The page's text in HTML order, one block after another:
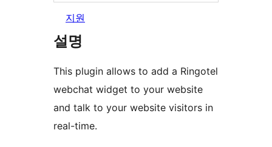
지원
설명
This plugin allows to add a Ringotel
webchat widget to your website
and talk to your website visitors in
real-time.